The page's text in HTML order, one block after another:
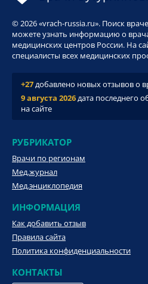
© 2026 «vrach-russia.ru». Поиск
можете узнать информацию о
медицинских центров России. На
специалисты всех медицинских
+27добавлено новых отзывов о
9 августа 2026дата последнего
на сайте
РУБРИКАТОР
Врачи по регионам
Мед.журнал
Мед.энциклопедия
ИНФОРМАЦИЯ
Как добавить отзыв
Правила сайта
Политика конфиденциальности
КОНТАКТЫ